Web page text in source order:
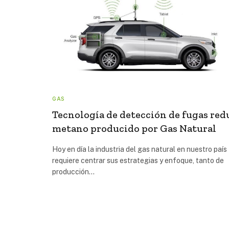
GAS
Tecnología de detección de fugas
metano producido por Gas Natural
Hoy en día la industria del gas natural en nuestro país
requiere centrar sus estrategias y enfoque, tanto de
producción…